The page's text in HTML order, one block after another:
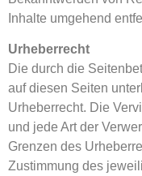
Inhalte umgehend
Urheberrecht
Die durch die
auf diesen Seiten
Urheberrecht. Die
und jede Art der
Grenzen des
Zustimmung des